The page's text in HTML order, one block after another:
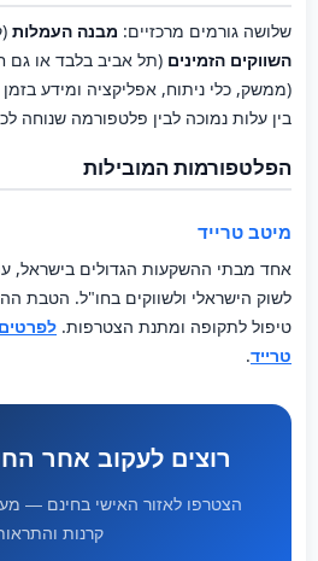
שלושה גורמים מרכזיים: מבנה העמלות
השווקים הזמינים (תל אביב בלבד או גם
(ממשק, כלי ניתוח, אפליקציה ומידע
בין עלות נמוכה לבין פלטפורמה שנוחה
הפלטפורמות המובילות
מיטב טרייד
אחד מבתי ההשקעות הגדולים
לשוק הישראלי ולשווקים בחו"ל. הטבת
טיפול לתקופה ומתנת הצטרפות.
טרייד.
רוצים לעקוב אחר
הצטרפו לאזור האישי בחינם —
קרנות